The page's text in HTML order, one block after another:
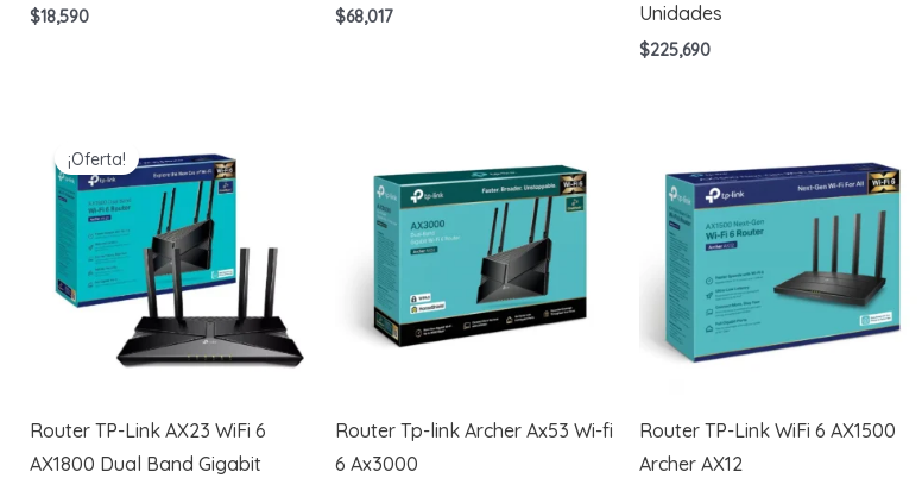
$18,590 $68,017
Unidades
$225,690
¡Oferta!
Router TP-Link AX23 WiFi 6
AX1800 Dual Band Gigabit
Router Tp-link Archer Ax53 Wi-fi
6 Ax3000
Router TP-Link WiFi 6 AX1500
Archer AX12